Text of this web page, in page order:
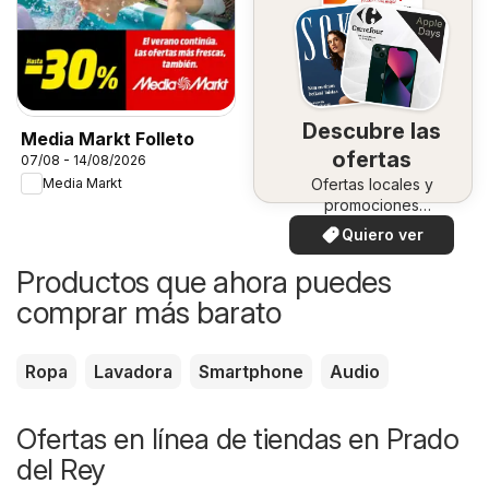
Media Markt Folleto
07/08 - 14/08/2026
Media Markt
Descubre las
ofertas
Ofertas locales y
promociones
especiales.
Quiero ver
Productos que ahora puedes
comprar más barato
Ropa Lavadora Smartphone Audio
Ofertas en línea de tiendas en Prado
del Rey